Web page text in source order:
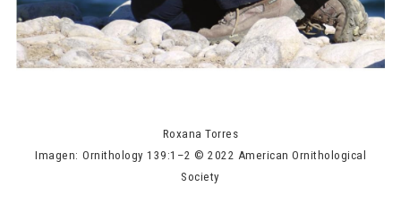
Roxana Torres
Imagen: Ornithology 139:1–2 © 2022 American Ornithological
Society